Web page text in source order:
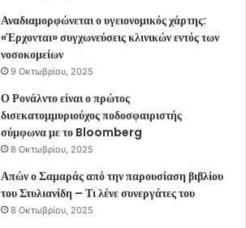
Αναδιαμορφώνεται ο υγειονομικός χάρτης:
«Έρχονται» συγχωνεύσεις κλινικών εντός των
νοσοκομείων
9 Οκτωβρίου, 2025
Ο Ρονάλντο είναι ο πρώτος
δισεκατομμυριούχος ποδοσφαιριστής
σύμφωνα με το Bloomberg
8 Οκτωβρίου, 2025
Απών ο Σαμαράς από την παρουσίαση βιβλίου
του Στυλιανίδη – Τι λένε συνεργάτες του
8 Οκτωβρίου, 2025